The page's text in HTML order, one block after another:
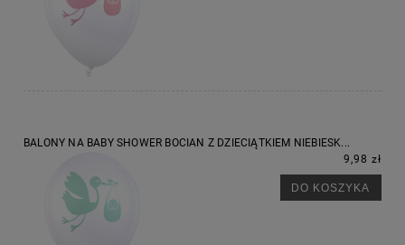
BALONY NA BABY SHOWER BOCIAN Z DZIECIĄTKIEM NIEBIESK...
9,98 zł
DO KOSZYKA